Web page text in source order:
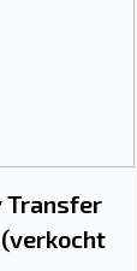
Transfer